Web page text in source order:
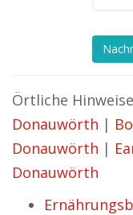
Örtliche
Donauwörth |
Donauwörth |
Donauwörth